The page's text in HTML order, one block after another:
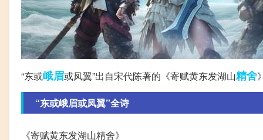
“东或峨眉或凤翼”出自宋代陈著的《寄赋黄东发湖山精舍
“东或峨眉或凤翼”全诗
《寄赋黄东发湖山精舍》